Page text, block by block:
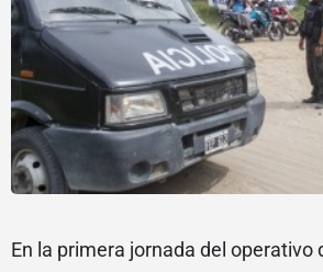
En la primera jornada del operativo